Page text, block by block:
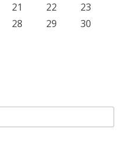
21 22
23
28 29
30